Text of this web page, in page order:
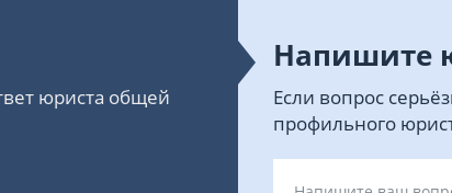
юриста общей
Напишите
Если вопрос
профильного